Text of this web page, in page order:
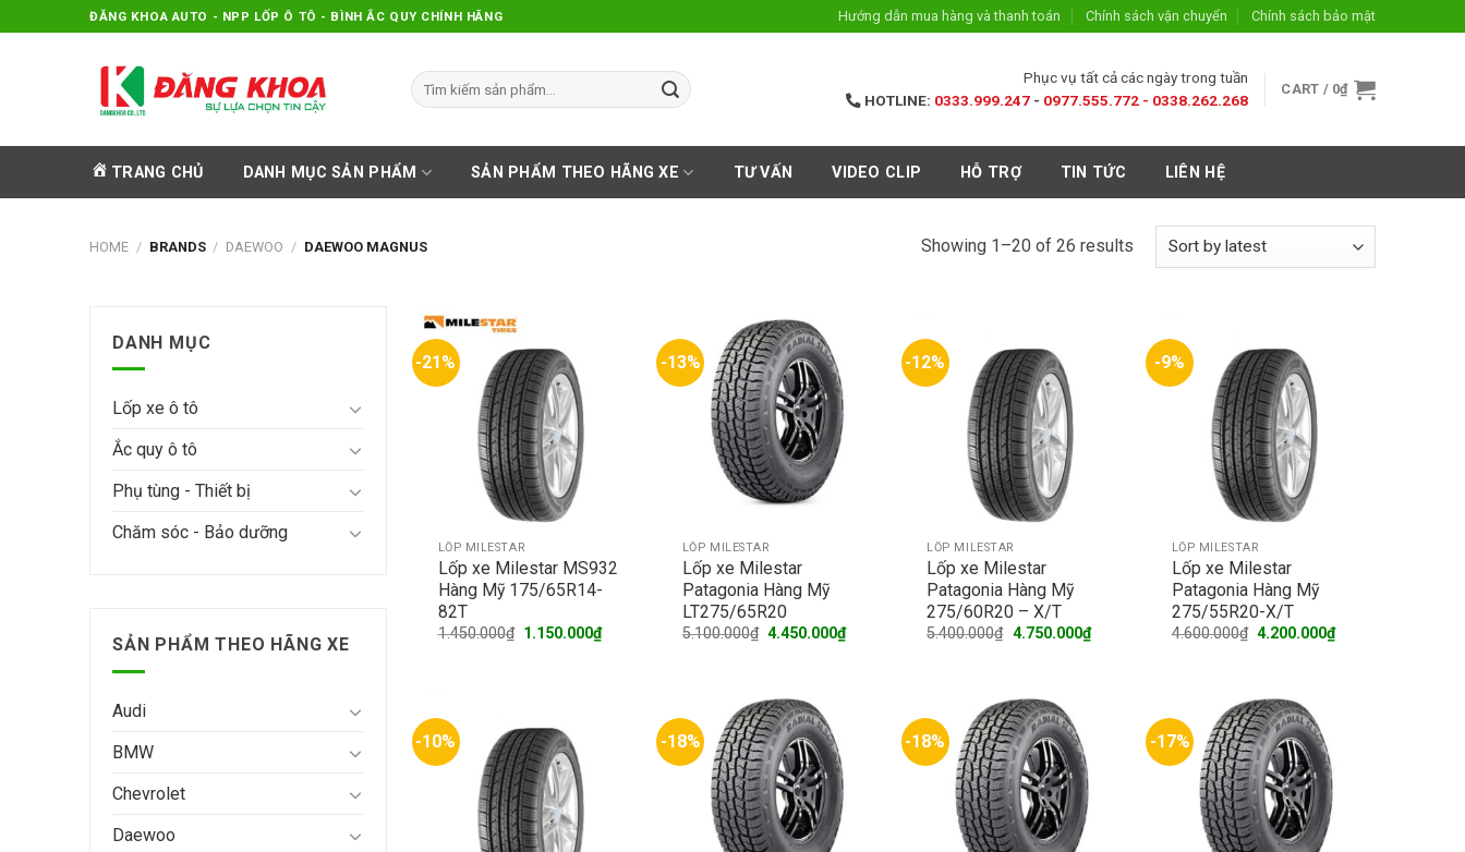
to
ĐĂNG KHOA AUTO - NPP LỐP Ô TÔ - BÌNH ẮC QUY CHÍNH HÃNG Hướng dẫn mua hàng và thanh toán Chính sách vận chuyển Chính sách bảo mật
Search
for:
Phục vụ tất cả các ngày trong tuần
HOTLINE: 0333.999.247 - 0977.555.772 - 0338.262.268
CART / 0₫
TRANG CHỦ DANH MỤC SẢN PHẨM SẢN PHẨM THEO HÃNG XE TƯ VẤN VIDEO CLIP HỖ TRỢ TIN TỨC LIÊN HỆ
HOME / BRANDS / DAEWOO / DAEWOO MAGNUS Showing 1–20 of 26 results
DANH MỤC
Lốp xe ô tô
Ắc quy ô tô
Phụ tùng - Thiết bị
Chăm sóc - Bảo dưỡng
SẢN PHẨM THEO HÃNG XE
Audi
BMW
Chevrolet
Daewoo
-21%
LỐP MILESTAR
Lốp xe Milestar MS932
Hàng Mỹ 175/65R14-
82T
1.450.000₫ Original
1.150.000₫Current
price
-13%
LỐP MILESTAR
Lốp xe Milestar
Patagonia Hàng Mỹ
LT275/65R20
5.100.000₫ Original
4.450.000₫Current
price
-12%
LỐP MILESTAR
Lốp xe Milestar
Patagonia Hàng Mỹ
275/60R20 – X/T
5.400.000₫ Original
4.750.000₫Current
price
-9%
LỐP MILESTAR
Lốp xe Milestar
Patagonia Hàng Mỹ
275/55R20-X/T
4.600.000₫ Original
4.200.000₫Current
price
-10% -18% -18% -17%